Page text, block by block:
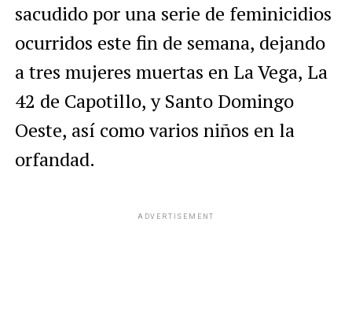
sacudido por una serie de feminicidios
ocurridos este fin de semana, dejando
a tres mujeres muertas en La Vega, La
42 de Capotillo, y Santo Domingo
Oeste, así como varios niños en la
orfandad.
ADVERTISEMENT